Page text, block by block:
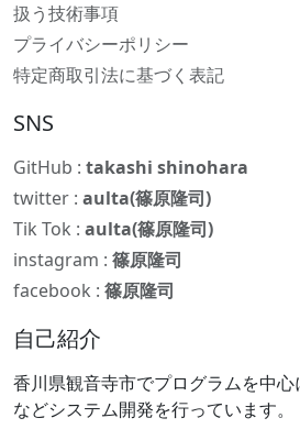
扱う技術事項
プライバシーポリシー
特定商取引法に基づく表記
SNS
GitHub : takashi shinohara
twitter : aulta(篠原隆司)
Tik Tok : aulta(篠原隆司)
instagram : 篠原隆司
facebook : 篠原隆司
自己紹介
香川県観音寺市でプログラムを中
などシステム開発を行っています。